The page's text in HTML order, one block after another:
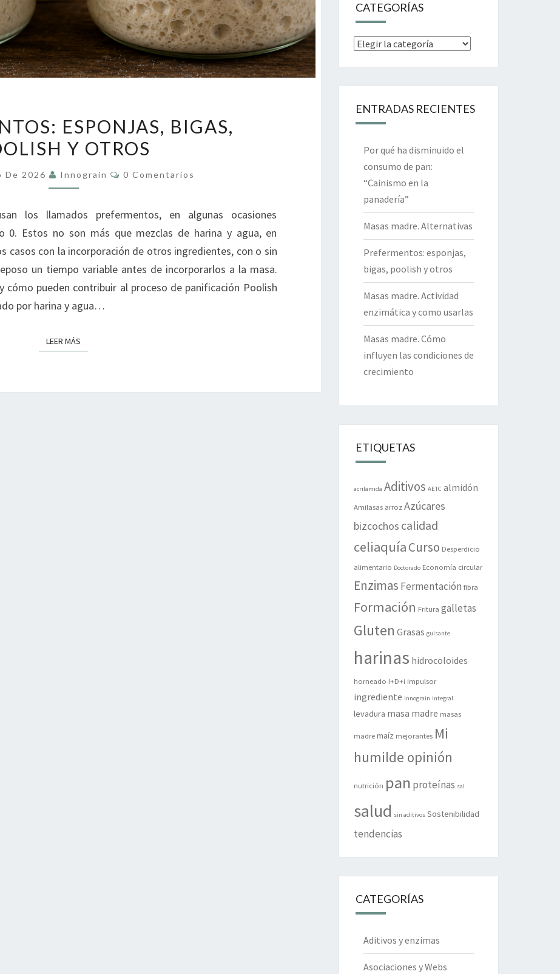
ESPONJAS,
BIGAS,
Y
ESPONJAS, BIGAS,
Y OTROS
De 2026 Innograin Comentarios
0 Comentarios
los llamados prefermentos, en algunas ocasiones
0. Estos no son más que mezclas de harina y agua, en
casos con la incorporación de otros ingredientes, con o sin
un tiempo variable antes de incorporarlos a la masa.
cómo pueden contribuir al proceso de panificación Poolish
por harina y agua…
LEER MÁS
CATEGORÍAS
Categorías
ENTRADAS RECIENTES
Por qué ha disminuido el
consumo de pan:
“Cainismo en la
panadería”
Masas madre. Alternativas
Prefermentos: esponjas,
bigas, poolish y otros
Masas madre. Actividad
enzimática y como usarlas
Masas madre. Cómo
influyen las condiciones de
crecimiento
ETIQUETAS
acrilamida Aditivos AETC almidón
Amilasas arroz Azúcares
bizcochos calidad
celiaquíaCurso Desperdicio
alimentario Doctorado Economía circular
Enzimas Fermentación fibra
Formación Fritura galletas
Gluten Grasas guisante
harinas hidrocoloides
horneado I+D+i impulsor
ingrediente innograin integral
levadura masa madre masas
madre maíz mejorantes Mi
humilde opinión
nutrición pan proteínas sal
salud sin aditivos Sostenibilidad
tendencias
CATEGORÍAS
Aditivos y enzimas
Asociaciones y Webs